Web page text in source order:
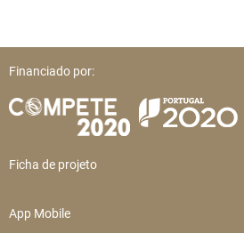
Financiado por:
Ficha de projeto
App Mobile